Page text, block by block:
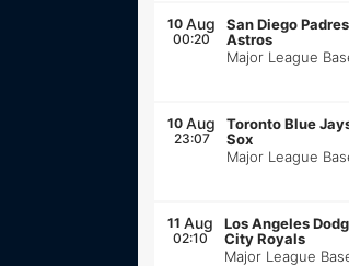
10 Aug
00:20
San Diego Padres
Astros
Major League
10 Aug
23:07
Toronto Blue
Sox
Major League
11 Aug
02:10
Los Angeles
City Royals
Major League